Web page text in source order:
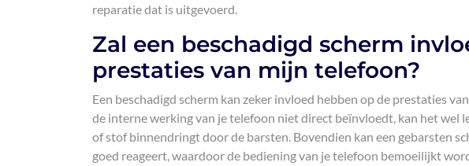
reparatie dat is uitgevoerd.
Zal een beschadigd scherm
prestaties van mijn telefoon?
Een beschadigd scherm kan zeker invloed hebben op de prestaties
de interne werking van je telefoon niet direct beïnvloedt, kan het wel
of stof binnendringt door de barsten. Bovendien kan een gebarsten
goed reageert, waardoor de bediening van je telefoon bemoeilijkt